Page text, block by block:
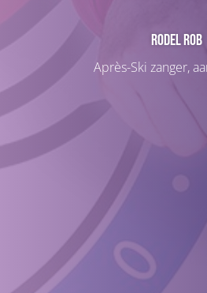
Rodel Rob
Après-Ski zanger,